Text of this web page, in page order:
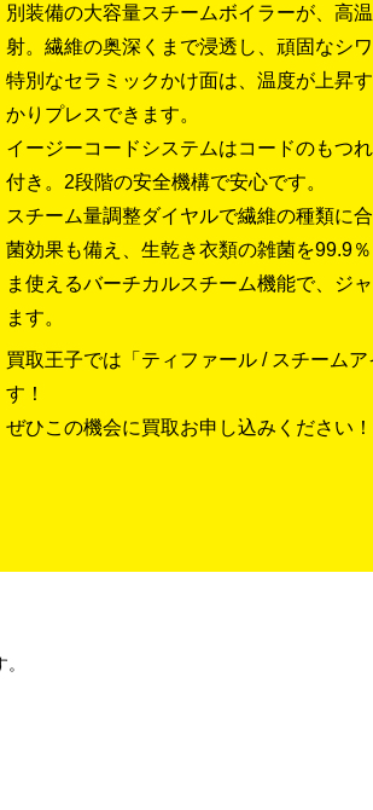
別装備の大容量スチームボイラーが、高
射。繊維の奥深くまで浸透し、頑固なシ
特別なセラミックかけ面は、温度が上昇
かりプレスできます。
イージーコードシステムはコードのもつ
付き。2段階の安全機構で安心です。
スチーム量調整ダイヤルで繊維の種類に
菌効果も備え、生乾き衣類の雑菌を99.9
ま使えるバーチカルスチーム機能で、ジ
ます。
買取王子では「ティファール / スチーム
す！
ぜひこの機会に買取お申し込みください！